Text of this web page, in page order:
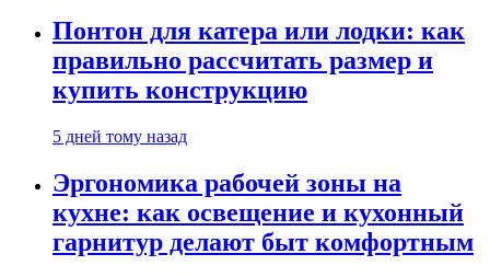
Понтон для катера или лодки: как
правильно рассчитать размер и
купить конструкцию
5 дней тому назад
Эргономика рабочей зоны на
кухне: как освещение и кухонный
гарнитур делают быт комфортным